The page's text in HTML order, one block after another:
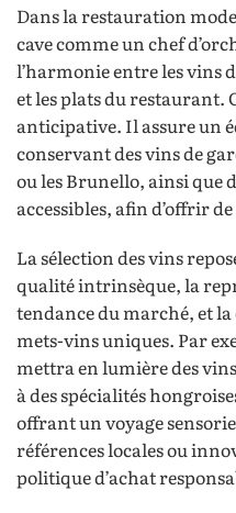
Dans la restauration
cave comme un chef
l’harmonie entre les vins
et les plats du restaurant.
anticipative. Il assure un
conservant des vins de
ou les Brunello, ainsi que
accessibles, afin d’offrir
La sélection des vins
qualité intrinsèque, la
tendance du marché, et la
mets-vins uniques. Par
mettra en lumière des
à des spécialités
offrant un voyage
références locales ou
politique d’achat